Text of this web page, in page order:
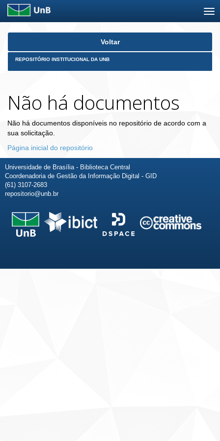
Skip
Voltar
REPOSITÓRIO INSTITUCIONAL DA UNB
Não há documentos
Não há documentos disponíveis no repositório de acordo com a
sua solicitação.
Página inicial do repositório
Universidade de Brasília - Biblioteca Central
Coordenadoria de Gestão da Informação Digital - GID
(61) 3107-2683
repositorio@unb.br